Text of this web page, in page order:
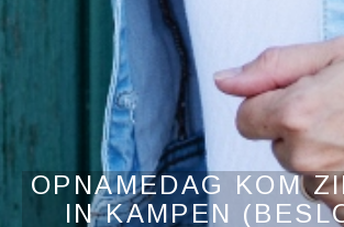
OPNAMEDAG KOM
IN KAMPEN